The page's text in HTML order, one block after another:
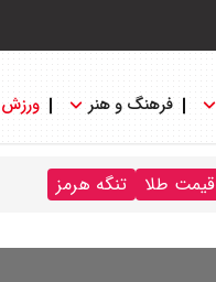
فرهنگ و هنر ورزش
قیمت طلا تنگه هرمز